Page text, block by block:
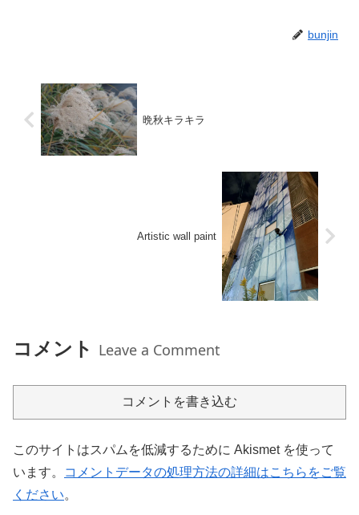
bunjin
晩秋キラキラ
Artistic wall paint
コメント Leave a Comment
コメントを書き込む
このサイトはスパムを低減するために Akismet を使って
います。
コメントデータの処理方法の詳細はこちらをご覧
ください。